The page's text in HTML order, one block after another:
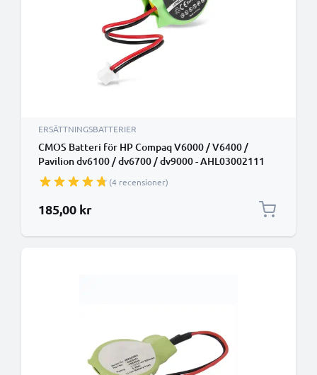
ERSÄTTNINGSBATTERIER
CMOS Batteri för HP Compaq V6000 / V6400 /
Pavilion dv6100 / dv6700 / dv9000 - AHL03002111
(200mAh)
(4 recensioner)
185,00 kr